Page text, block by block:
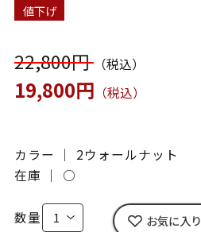
値下げ
22,800円（税込）
19,800円 （税込）
カラー ｜ 2ウォールナット
在庫 ｜ ○
数量 お気に入